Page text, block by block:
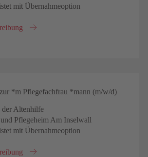
mit Übernahmeoption
*m Pflegefachfrau *mann (m/w/d)
der Altenhilfe
Pflegeheim Am Inselwall
mit Übernahmeoption